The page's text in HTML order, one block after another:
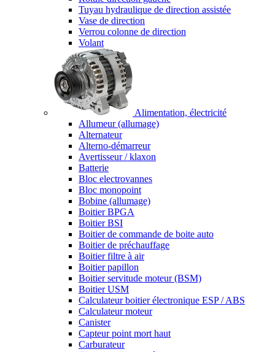
Tuyau hydraulique de direction assistée
Vase de direction
Verrou colonne de direction
Volant
Alimentation, électricité
Allumeur (allumage)
Alternateur
Alterno-démarreur
Avertisseur / klaxon
Batterie
Bloc electrovannes
Bloc monopoint
Bobine (allumage)
Boitier BPGA
Boitier BSI
Boitier de commande de boite auto
Boitier de préchauffage
Boitier filtre à air
Boitier papillon
Boitier servitude moteur (BSM)
Boitier USM
Calculateur boitier électronique ESP / ABS
Calculateur moteur
Canister
Capteur point mort haut
Carburateur